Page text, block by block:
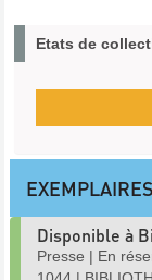
Etats de
EXEMPLAIRES
Disponible à
Presse | En